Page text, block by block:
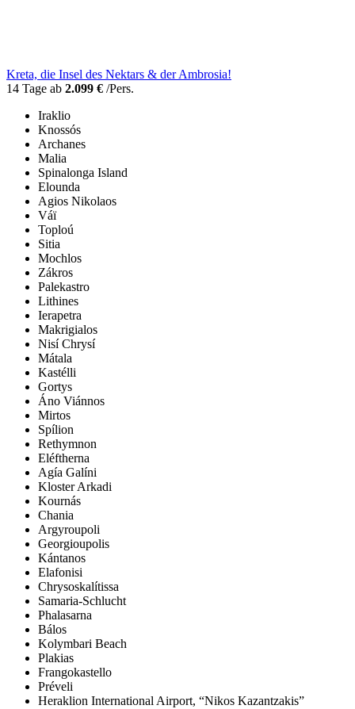
Kreta, die Insel des Nektars & der Ambrosia!
14 Tage ab 2.099 € /Pers.
Iraklio
Knossós
Archanes
Malia
Spinalonga Island
Elounda
Agios Nikolaos
Váï
Toploú
Sitia
Mochlos
Zákros
Palekastro
Lithines
Ierapetra
Makrigialos
Nisí Chrysí
Mátala
Kastélli
Gortys
Áno Viánnos
Mirtos
Spílion
Rethymnon
Eléftherna
Agía Galíni
Kloster Arkadi
Kournás
Chania
Argyroupoli
Georgioupolis
Kántanos
Elafonisi
Chrysoskalítissa
Samaria-Schlucht
Phalasarna
Bálos
Kolymbari Beach
Plakias
Frangokastello
Préveli
Heraklion International Airport, “Nikos Kazantzakis”